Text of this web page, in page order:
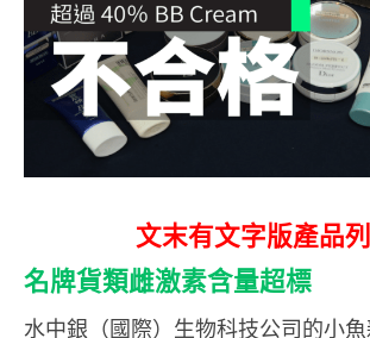
文末有文字版產品
名牌貨類雌激素含量超標
水中銀（國際）生物科技公司的小